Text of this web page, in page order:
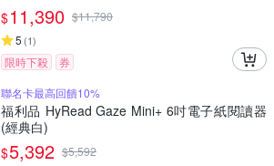
$11,390 $11,790
5 (1)
限時下殺 券
聯名卡最高回饋10%
福利品 HyRead Gaze Mini+ 6吋電子紙閱讀器
(經典白)
$5,392 $5,592